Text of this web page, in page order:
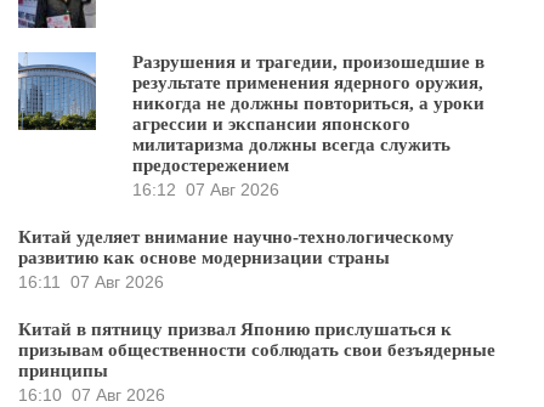
Разрушения и трагедии, произошедшие в
результате применения ядерного оружия,
никогда не должны повториться, а уроки
агрессии и экспансии японского
милитаризма должны всегда служить
предостережением
16:12 07 Авг 2026
Китай уделяет внимание научно-технологическому
развитию как основе модернизации страны
16:11
07 Авг 2026
Китай в пятницу призвал Японию прислушаться к
призывам общественности соблюдать свои безъядерные
принципы
16:10 07 Авг 2026